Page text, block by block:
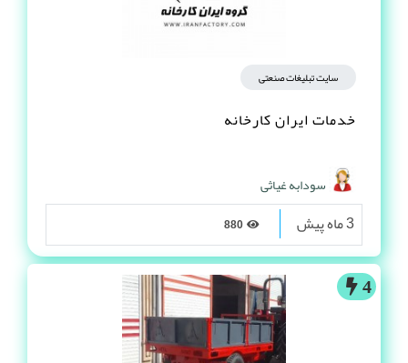
سایت تبلیغات صنعتی
خدمات ایران کارخانه
سودابه غیاثی
3 ماه پیش
4